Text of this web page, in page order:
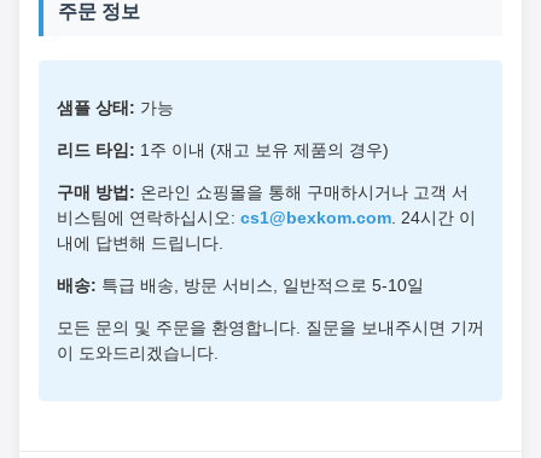
주문 정보
샘플 상태: 가능
리드 타임: 1주 이내 (재고 보유 제품의 경우)
구매 방법: 온라인 쇼핑몰을 통해 구매하시거나 고객 서
비스팀에 연락하십시오: cs1@bexkom.com. 24시간 이
내에 답변해 드립니다.
배송: 특급 배송, 방문 서비스, 일반적으로 5-10일
모든 문의 및 주문을 환영합니다. 질문을 보내주시면 기꺼
이 도와드리겠습니다.